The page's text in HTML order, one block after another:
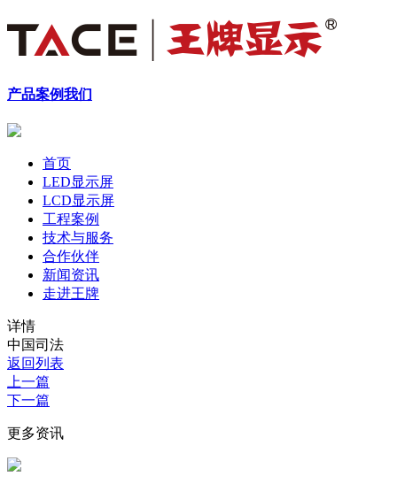
产品案例我们
首页
LED显示屏
LCD显示屏
工程案例
技术与服务
合作伙伴
新闻资讯
走进王牌
详情
中国司法
返回列表
上一篇
下一篇
更多资讯